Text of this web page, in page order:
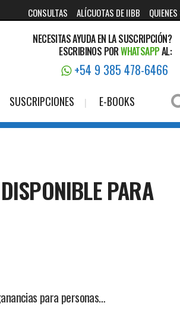
CONSULTAS ALÍCUOTAS DE IIBB
NECESITAS AYUDA EN LA SUSCRIPCIÓN?
ESCRIBINOS PORWHATSAPPAL:
+54 9 385 478-6466
SUSCRIPCIONES E-BOOKS
PARA
para personas…